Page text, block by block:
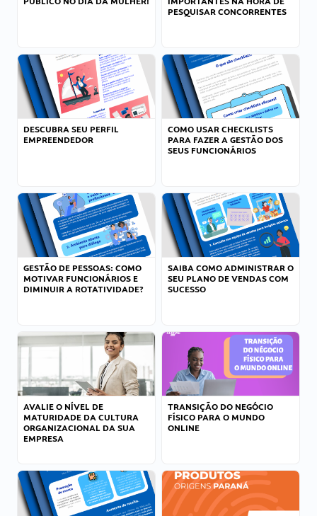
PESQUISAR CONCORRENTES
DESCUBRA SEU PERFIL
EMPREENDEDOR
COMO USAR CHECKLISTS
PARA FAZER A GESTÃO DOS
SEUS FUNCIONÁRIOS
GESTÃO DE PESSOAS: COMO
MOTIVAR FUNCIONÁRIOS E
DIMINUIR A ROTATIVIDADE?
SAIBA COMO ADMINISTRAR O
SEU PLANO DE VENDAS COM
SUCESSO
AVALIE O NÍVEL DE
MATURIDADE DA CULTURA
ORGANIZACIONAL DA SUA
EMPRESA
TRANSIÇÃO DO NEGÓCIO
FÍSICO PARA O MUNDO
ONLINE